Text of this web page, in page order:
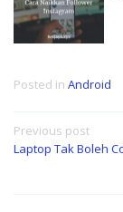
Posted in Android
Post
Previous post
Laptop Tak Boleh